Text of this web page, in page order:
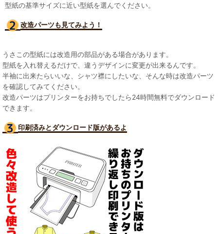
型紙の基準サイズに近い型紙を選んでください。
改造パーツも見てみよう！
うさこの型紙には改造用の部品がある場合があります。
型紙を入れ替えるだけで、違うデザインに変更が出来るんです。
半袖に出来たらいいな、シャツ襟にしたいな、そんな時は改造パーツ
を確認してみてください。
改造パーツはプリンターをお持ちでしたら24時間無料でダウンロード
できます。
印刷済みとダウンロード版があるよ